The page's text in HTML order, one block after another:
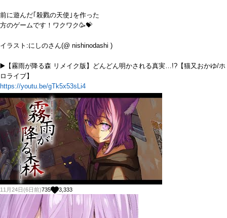
前に遊んだ｢殺戮の天使｣を作った
方のゲームです！ワクワク🥳💝
イラスト:にしのさん(@ nishinodashi )
▶️【霧雨が降る森 リメイク版】どんどん明かされる真実…!?【猫又おかゆ/ホ
ロライブ】
https://youtu.be/gTk5x53sLi4
11月24日(6日前)735 3,333